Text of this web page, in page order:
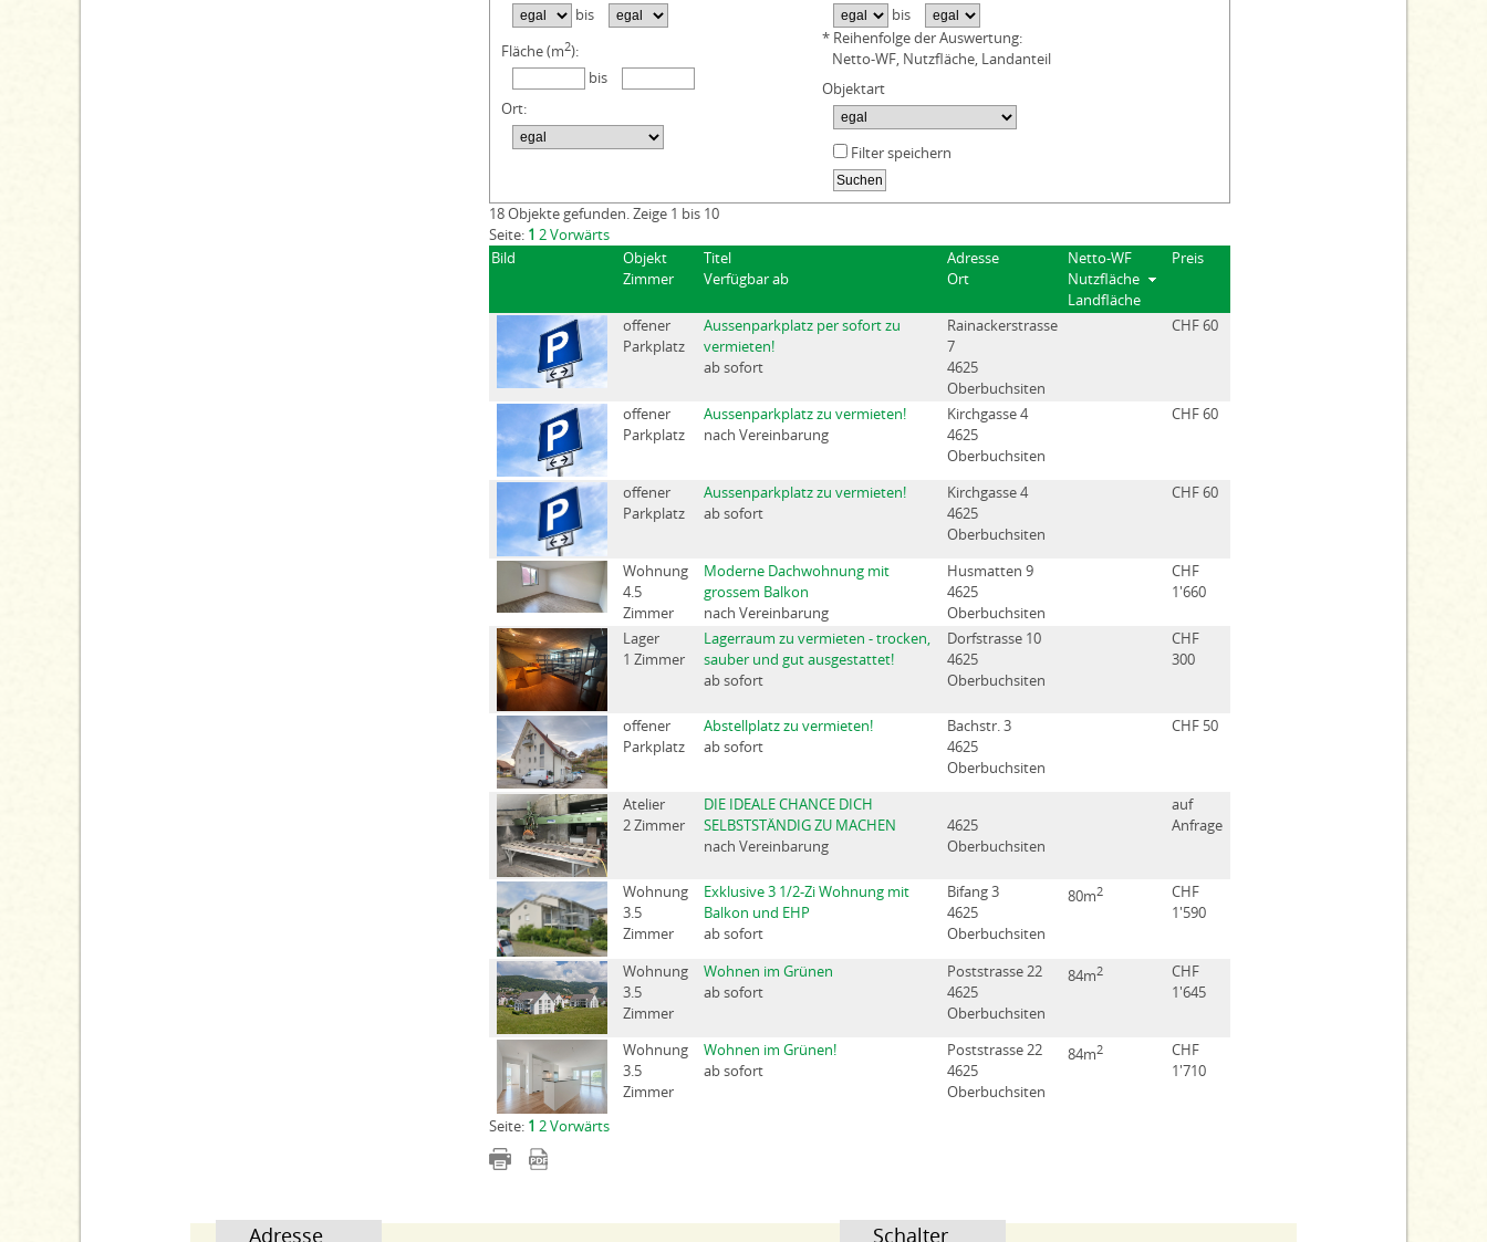
bis
bis
Fläche (m2):
bis
* Reihenfolge der Auswertung:
Netto-WF, Nutzfläche, Landanteil
Ort:
Objektart
Filter speichern
18 Objekte gefunden. Zeige 1 bis 10
Seite: 1 2 Vorwärts
Bild
Objekt
Zimmer
Titel
Verfügbar ab
Adresse
Ort
Netto-WF
Nutzfläche
Landfläche
Preis
offener
Parkplatz
Aussenparkplatz per sofort zu
vermieten!
ab sofort
Rainackerstrasse
7
4625
Oberbuchsiten
CHF 60
offener
Parkplatz
Aussenparkplatz zu vermieten!
nach Vereinbarung
Kirchgasse 4
4625
Oberbuchsiten
CHF 60
offener
Parkplatz
Aussenparkplatz zu vermieten!
ab sofort
Kirchgasse 4
4625
Oberbuchsiten
CHF 60
Wohnung
4.5
Zimmer
Moderne Dachwohnung mit
grossem Balkon
nach Vereinbarung
Husmatten 9
4625
Oberbuchsiten
CHF
1'660
Lager
1 Zimmer
Lagerraum zu vermieten - trocken,
sauber und gut ausgestattet!
ab sofort
Dorfstrasse 10
4625
Oberbuchsiten
CHF
300
offener
Parkplatz
Abstellplatz zu vermieten!
ab sofort
Bachstr. 3
4625
Oberbuchsiten
CHF 50
Atelier
2 Zimmer
DIE IDEALE CHANCE DICH
SELBSTSTÄNDIG ZU MACHEN
nach Vereinbarung
4625
Oberbuchsiten
auf
Anfrage
Wohnung
3.5
Zimmer
Exklusive 3 1/2-Zi Wohnung mit
Balkon und EHP
ab sofort
Bifang 3
4625
Oberbuchsiten
80m2
CHF
1'590
Wohnung
3.5
Zimmer
Wohnen im Grünen
ab sofort
Poststrasse 22
4625
Oberbuchsiten
84m2
CHF
1'645
Wohnung
3.5
Zimmer
Wohnen im Grünen!
ab sofort
Poststrasse 22
4625
Oberbuchsiten
84m2
CHF
1'710
Seite: 1 2 Vorwärts
Adresse Schalter